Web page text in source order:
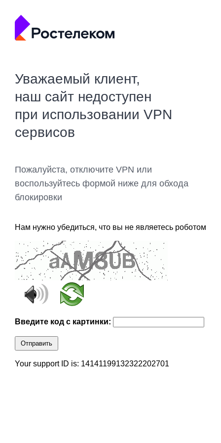
Уважаемый клиент,
наш сайт недоступен
при использовании VPN
сервисов
Пожалуйста, отключите VPN или
воспользуйтесь формой ниже для обхода
блокировки
Нам нужно убедиться, что вы не являетесь роботом
Введите код с картинки:
Отправить
Your support ID is: 14141199132322202701